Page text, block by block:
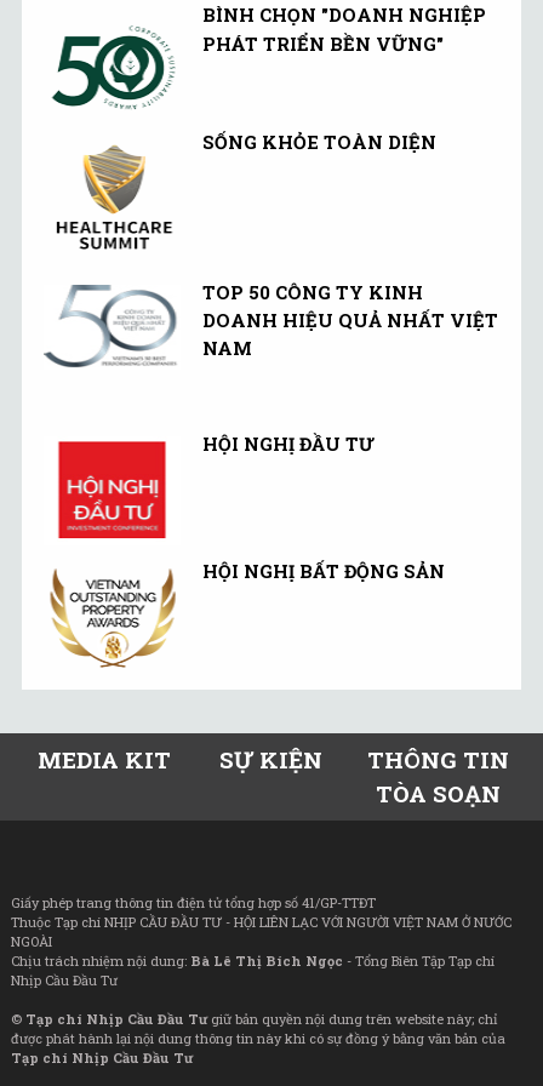
BÌNH CHỌN "DOANH NGHIỆP
PHÁT TRIỂN BỀN VỮNG"
SỐNG KHỎE TOÀN DIỆN
TOP 50 CÔNG TY KINH
DOANH HIỆU QUẢ NHẤT VIỆT
NAM
HỘI NGHỊ ĐẦU TƯ
HỘI NGHỊ BẤT ĐỘNG SẢN
MEDIA KIT SỰ KIỆN
THÔNG TIN
TÒA SOẠN
Giấy phép trang thông tin điện tử tổng hợp số 41/GP-TTĐT
Thuộc Tạp chí NHỊP CẦU ĐẦU TƯ - HỘI LIÊN LẠC VỚI NGƯỜI VIỆT NAM Ở NƯỚC
NGOÀI
Chịu trách nhiệm nội dung: Bà Lê Thị Bích Ngọc - Tổng Biên Tập Tạp chí
Nhịp Cầu Đầu Tư
© Tạp chí Nhịp Cầu Đầu Tưgiữ bản quyền nội dung trên website này; chỉ
được phát hành lại nội dung thông tin này khi có sự đồng ý bằng văn bản của
Tạp chí Nhịp Cầu Đầu Tư